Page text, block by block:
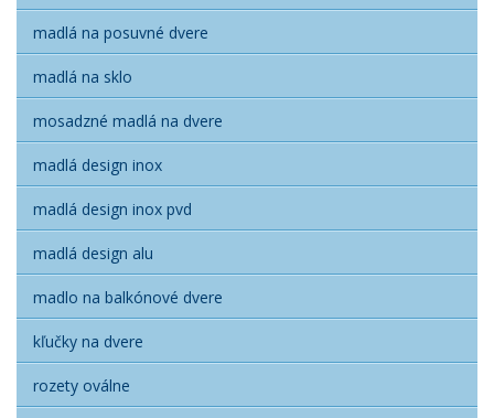
madlá na posuvné dvere
madlá na sklo
mosadzné madlá na dvere
madlá design inox
madlá design inox pvd
madlá design alu
madlo na balkónové dvere
kľučky na dvere
rozety oválne